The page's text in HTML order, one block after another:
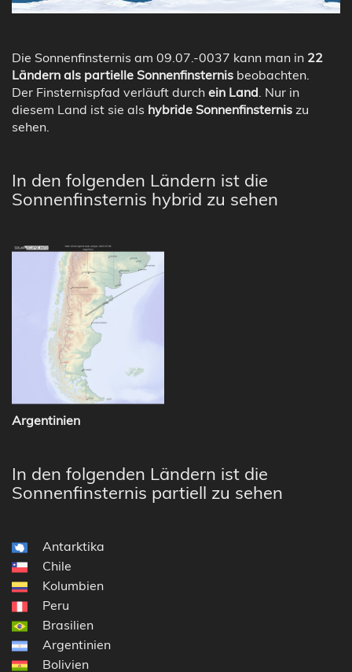
Die Sonnenfinsternis am 09.07.-0037 kann man in 22
Ländern als partielle Sonnenfinsternis beobachten.
Der Finsternispfad verläuft durch ein Land . Nur in
diesem Land ist sie als hybride Sonnenfinsternis zu
sehen.
In den folgenden Ländern ist die
Sonnenfinsternis hybrid zu sehen
Argentinien
In den folgenden Ländern ist die
Sonnenfinsternis partiell zu sehen
Antarktika
Chile
Kolumbien
Peru
Brasilien
Argentinien
Bolivien